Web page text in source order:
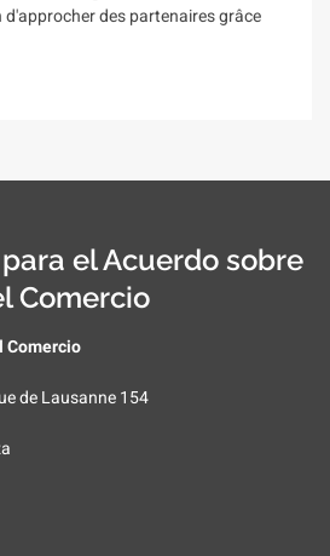
d'approcher des partenaires grâce
el Acuerdo sobre
Comercio
Comercio
de Lausanne 154